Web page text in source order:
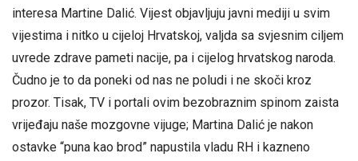
interesa Martine Dalić. Vijest objavljuju javni mediji u svim
vijestima i nitko u cijeloj Hrvatskoj, valjda sa svjesnim ciljem
uvrede zdrave pameti nacije, pa i cijelog hrvatskog naroda.
Čudno je to da poneki od nas ne poludi i ne skoči kroz
prozor. Tisak, TV i portali ovim bezobraznim spinom zaista
vrijeđaju naše mozgovne vijuge; Martina Dalić je nakon
ostavke “puna kao brod” napustila vladu RH i kazneno